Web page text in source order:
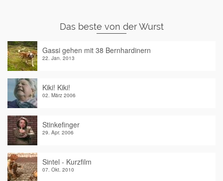
Das beste von der Wurst
Gassi gehen mit 38 Bernhardinern
22. Jan. 2013
Kiki! Kiki!
02. März 2006
Stinkefinger
29. Apr. 2006
Sintel - Kurzfilm
07. Okt. 2010